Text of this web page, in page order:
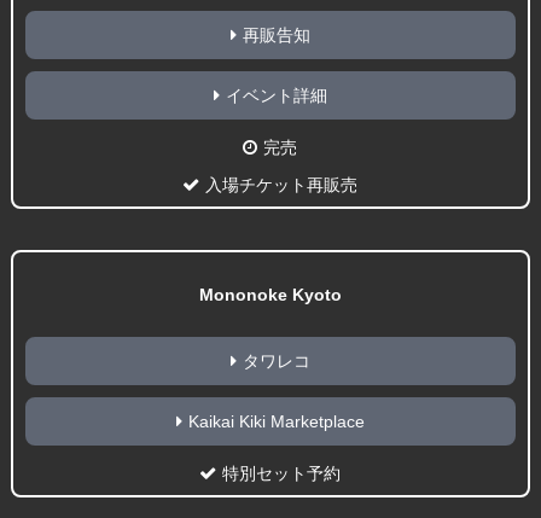
再販告知
イベント詳細
完売
入場チケット再販売
Mononoke Kyoto
タワレコ
Kaikai Kiki Marketplace
特別セット予約